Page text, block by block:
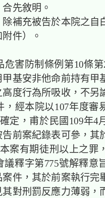
先敘明。
補充被告於本院之自
件）。
害防制條例第10條
基安非他命前持有甲
度行為所吸收，不另
經本院以107年度審
定，甫於民國109年4
前案紀錄表可參，其
案有期徒刑以上之罪
議釋字第775號解釋意
件，其於前案執行完
對刑罰反應力薄弱，